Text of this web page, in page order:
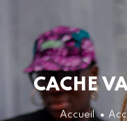
CACHE
Accueil